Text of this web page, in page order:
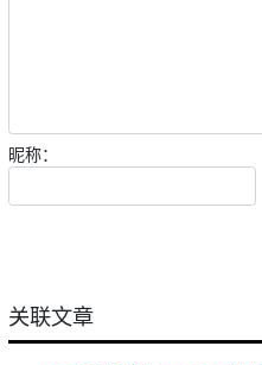
昵称：
关联文章